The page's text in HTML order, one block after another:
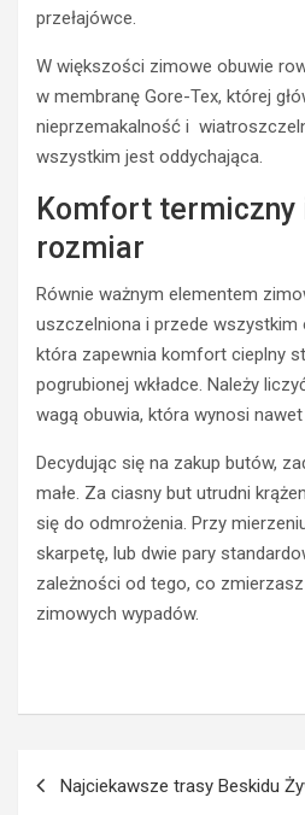
przełajówce.
W większości zimowe obuwie
w membranę Gore-Tex, której
nieprzemakalność i
wszystkim jest oddychająca.
Komfort termiczny
rozmiar
Równie ważnym elementem
uszczelniona i przede wszystkim
która zapewnia komfort cieplny
pogrubionej wkładce. Należy
wagą obuwia, która wynosi nawet
Decydując się na zakup butów,
małe. Za ciasny but utrudni
się do odmrożenia. Przy
skarpetę, lub dwie pary
zależności od tego, co
zimowych wypadów.
wpisu
Najciekawsze trasy Beskidu
ą
d
k
o
n
o
w
e
u
n
a
e
k
c
y
TURYSTYKA
A
k
w
n
y
e
e
k
e
d
w
g
a
c
z
y